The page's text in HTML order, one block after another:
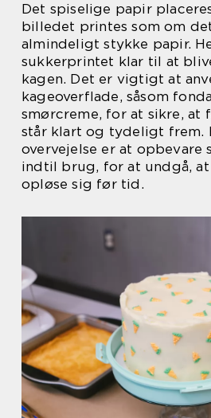
Det spiselige papir
billedet printes som om
almindeligt stykke papir.
sukkerprintet klar til at
kagen. Det er vigtigt at
kageoverflade, såsom
smørcreme, for at sikre, at
står klart og tydeligt frem.
overvejelse er at
indtil brug, for at undgå,
opløse sig før tid.